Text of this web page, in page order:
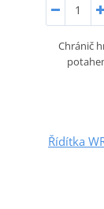
Chránič
Řídítka